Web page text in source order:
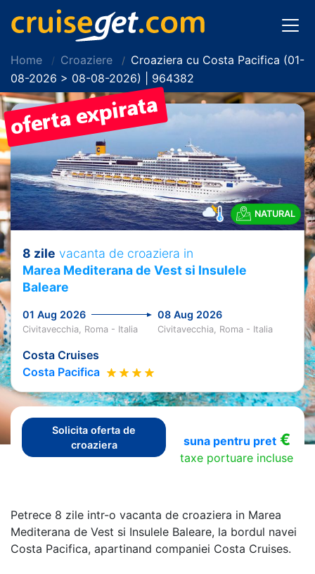
Home Croaziere
Croaziera cu Costa Pacifica (01-
08-2026 > 08-08-2026) | 964382
NATURAL
8 zile vacanta de croaziera in
Marea Mediterana de Vest si Insulele
Baleare
01 Aug 2026 08 Aug 2026
Civitavecchia, Roma - Italia Civitavecchia, Roma - Italia
Costa Cruises
Costa Pacifica
Solicita oferta de
croaziera
suna pentru pret€
taxe portuare incluse
Petrece 8 zile intr-o vacanta de croaziera in Marea
Mediterana de Vest si Insulele Baleare, la bordul navei
Costa Pacifica, apartinand companiei Costa Cruises.